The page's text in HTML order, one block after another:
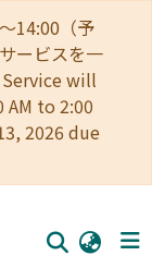
14:00（予
ービスを一
will
to 2:00
2026 due